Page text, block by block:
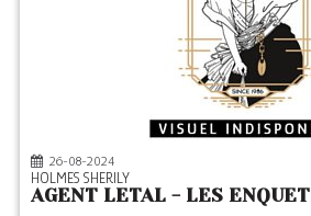
26-08-2024
HOLMES SHERILY
AGENT LETAL - LES